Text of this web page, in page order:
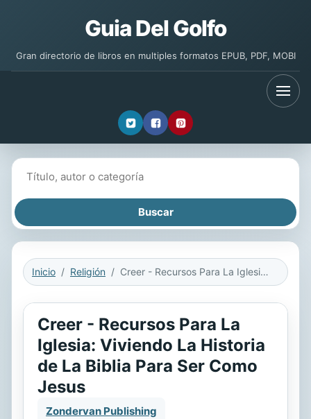
Guia Del Golfo
Gran directorio de libros en multiples formatos EPUB, PDF, MOBI
Inicio Religión Creer - Recursos Para La Iglesia: Viviendo La Historia de La Biblia Para Ser Como Jesus
Creer - Recursos Para La
Iglesia: Viviendo La Historia
de La Biblia Para Ser Como
Jesus
Zondervan Publishing